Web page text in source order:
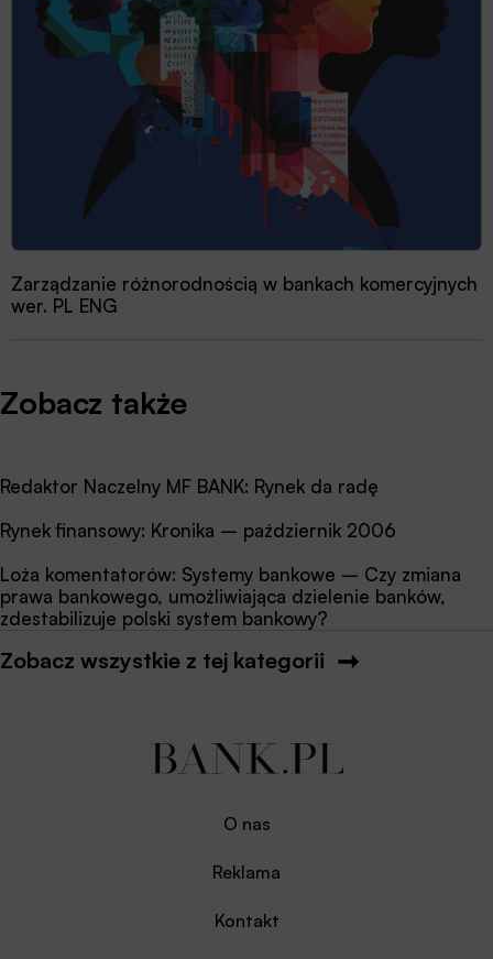
Zarządzanie różnorodnością w bankach komercyjnych
wer. PL ENG
Zobacz także
Redaktor Naczelny MF BANK: Rynek da radę
Rynek finansowy: Kronika – październik 2006
Loża komentatorów: Systemy bankowe – Czy zmiana
prawa bankowego, umożliwiająca dzielenie banków,
zdestabilizuje polski system bankowy?
Zobacz wszystkie z tej kategorii
O nas
Reklama
Kontakt